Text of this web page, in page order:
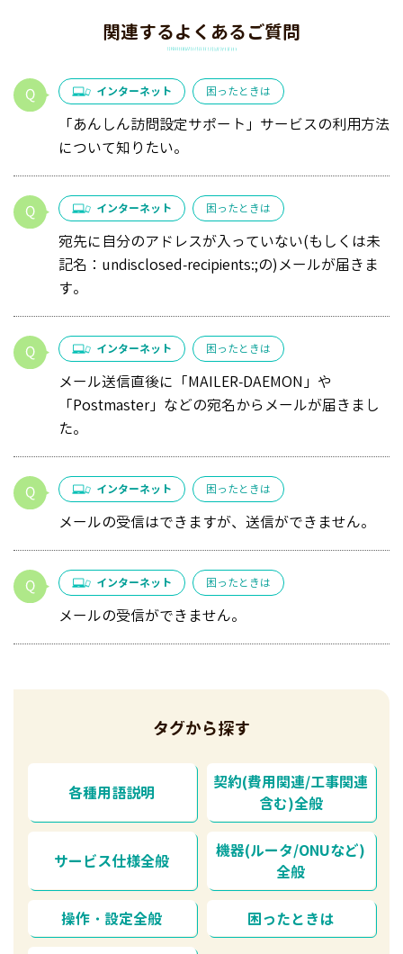
関連するよくあるご質問
インターネット 困ったときは
「あんしん訪問設定サポート」サービスの利用方法
について知りたい。
インターネット 困ったときは
宛先に自分のアドレスが入っていない(もしくは未
記名：undisclosed-recipients:;の)メールが届きま
す。
インターネット 困ったときは
メール送信直後に「MAILER-DAEMON」や
「Postmaster」などの宛名からメールが届きまし
た。
インターネット 困ったときは
メールの受信はできますが、送信ができません。
インターネット 困ったときは
メールの受信ができません。
タグから探す
各種用語説明
契約(費用関連/工事関連
含む)全般
サービス仕様全般
機器(ルータ/ONUなど)
全般
操作・設定全般 困ったときは